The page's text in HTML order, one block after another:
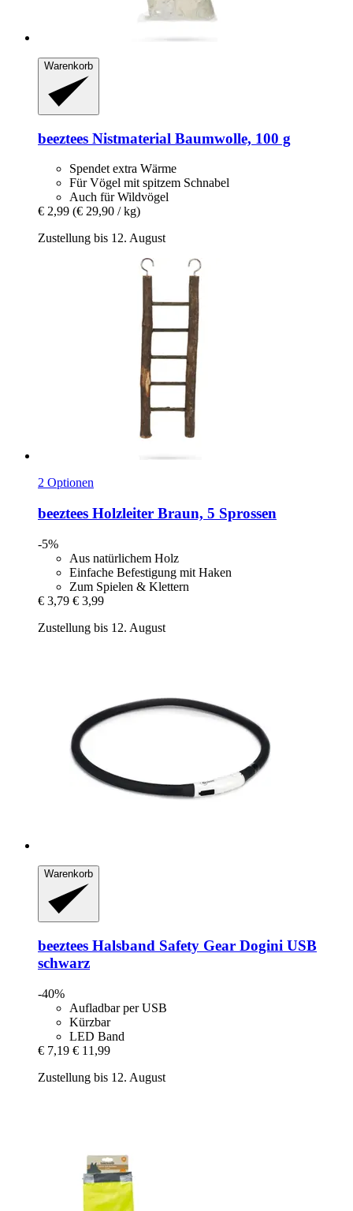
Warenkorb
beeztees Nistmaterial Baumwolle, 100 g
Spendet extra Wärme
Für Vögel mit spitzem Schnabel
Auch für Wildvögel
€ 2,99 (€ 29,90 / kg)
Zustellung bis 12. August
2 Optionen
beeztees Holzleiter Braun, 5 Sprossen
-5%
Aus natürlichem Holz
Einfache Befestigung mit Haken
Zum Spielen & Klettern
€ 3,79 € 3,99
Zustellung bis 12. August
Warenkorb
beeztees Halsband Safety Gear Dogini USB
schwarz
-40%
Aufladbar per USB
Kürzbar
LED Band
€ 7,19 € 11,99
Zustellung bis 12. August